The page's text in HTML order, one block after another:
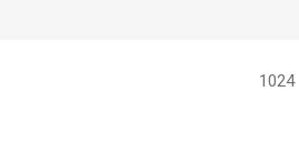
1024